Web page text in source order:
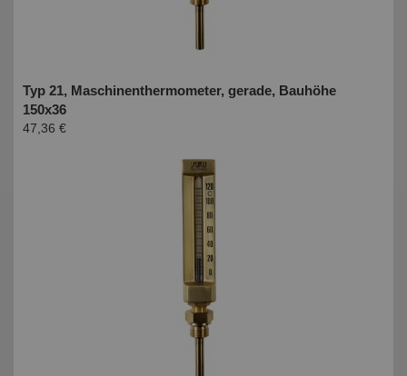
Typ 21, Maschinenthermometer, gerade, Bauhöhe
150x36
47,36 €